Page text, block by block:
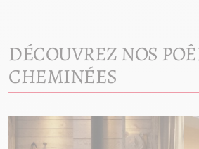
DÉCOUVREZ NOS
CHEMINÉES